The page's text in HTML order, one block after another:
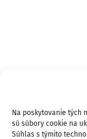
Na poskytovanie tých
sú súbory cookie na
Súhlas s týmito